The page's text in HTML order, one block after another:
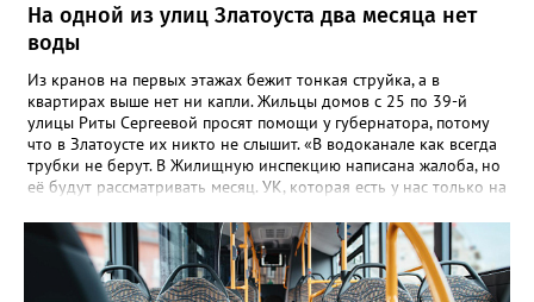
На одной из улиц Златоуста два месяца нет
воды
Из кранов на первых этажах бежит тонкая струйка, а в
квартирах выше нет ни капли. Жильцы домов с 25 по 39-й
улицы Риты Сергеевой просят помощи у губернатора, потому
что в Златоусте их никто не слышит. «В водоканале как всегда
трубки не берут. В Жилищную инспекцию написана жалоба, но
её будут рассматривать месяц. УК, которая есть у нас только на
как живут люди без воды. На Кирова, возле бомбоубежища из-
под асфальта хлещет вода, но Водоканал не мог найти утечку,
это нам было сказано ранее», - говорится в обращении,
которое горожане оставили в сообществе «Текслер, помоги!»